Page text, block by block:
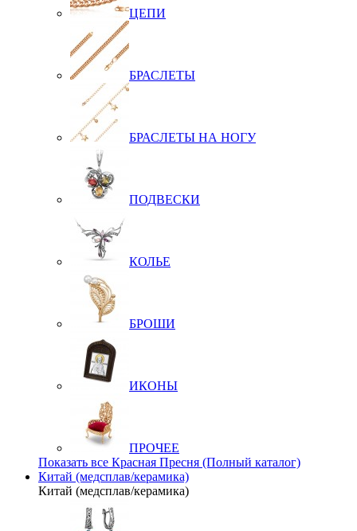
ЦЕПИ
БРАСЛЕТЫ
БРАСЛЕТЫ НА НОГУ
ПОДВЕСКИ
КОЛЬЕ
БРОШИ
ИКОНЫ
ПРОЧЕЕ
Показать все Красная Пресня (Полный каталог)
Китай (медсплав/керамика)
Китай (медсплав/керамика)